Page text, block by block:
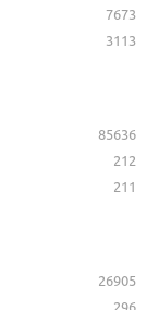
7673
3113
85636
212
211
26905
296